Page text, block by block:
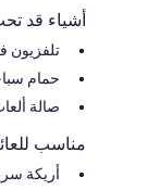
أشياء قد
تلفزيون
حمام
صالة
مناسب
أريكة